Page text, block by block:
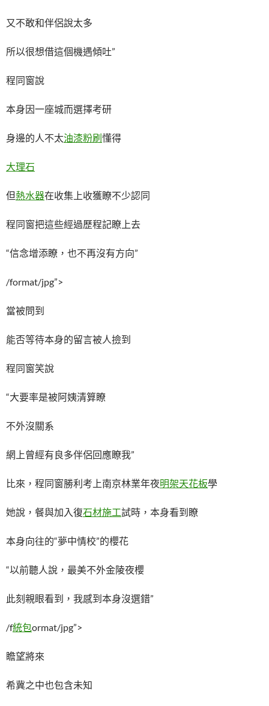
又不敢和伴侶說太多
所以很想借這個機遇傾吐”
程同窗說
本身因一座城而選擇考研
身邊的人不太油漆粉刷懂得
大理石
但熱水器在收集上收獲瞭不少認同
程同窗把這些經過歷程記瞭上去
“信念增添瞭，也不再沒有方向”
/format/jpg”>
當被問到
能否等待本身的留言被人撿到
程同窗笑說
“大要率是被阿姨清算瞭
不外沒關系
網上曾經有良多伴侶回應瞭我”
比來，程同窗勝利考上南京林業年夜明架天花板學
她說，餐與加入復石材施工試時，本身看到瞭
本身向往的“夢中情校”的櫻花
“以前聽人說，最美不外金陵夜櫻
此刻親眼看到，我感到本身沒選錯”
/f統包ormat/jpg”>
瞻望將來
希冀之中也包含未知